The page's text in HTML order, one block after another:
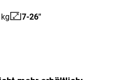
kg 7-26"